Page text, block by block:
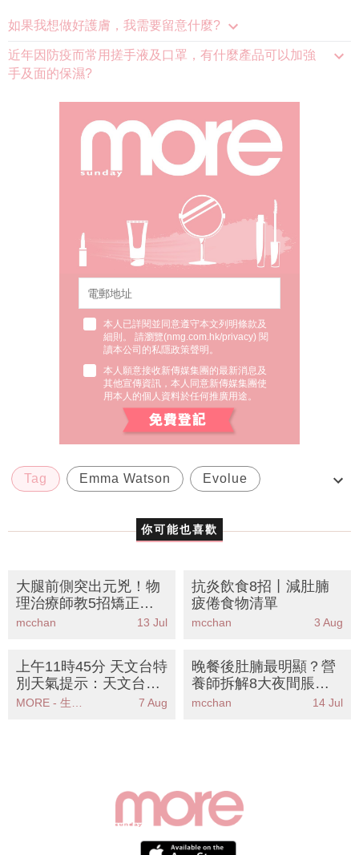
如果我想做好護膚，我需要留意什麼?
近年因防疫而常用搓手液及口罩，有什麼產品可以加強
手及面的保濕?
本人已詳閱並同意遵守本文列明條款及
細則。 請瀏覽(nmg.com.hk/privacy) 閱
讀本公司的私隱政策聲明。
本人願意接收新傳媒集團的最新消息及
其他宣傳資訊，本人同意新傳媒集團使
用本人的個人資料於任何推廣用途。
Tag Emma Watson Evolue
你可能也喜歡
大腿前側突出元兇！物
理治療師教5招矯正骨
盆前傾 告別假肚腩象腿
mcchan 13 Jul
抗炎飲食8招丨減肚腩
疲倦食物清單
mcchan 3 Aug
上午11時45分 天文台特
別天氣提示：天文台發
出特別天氣提示本港週
7 Aug
晚餐後肚腩最明顯？營
養師拆解8大夜間脹氣
元兇食物丨附4招即時
mcchan 14 Jul